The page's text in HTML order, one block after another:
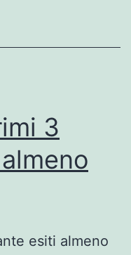
3
esiti almeno